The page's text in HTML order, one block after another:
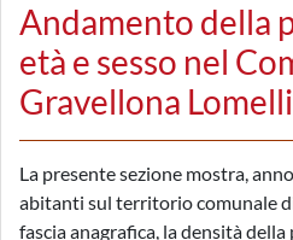
Andamento della
età e sesso nel
Gravellona
La presente sezione mostra,
abitanti sul territorio comunale
fascia anagrafica, la densità